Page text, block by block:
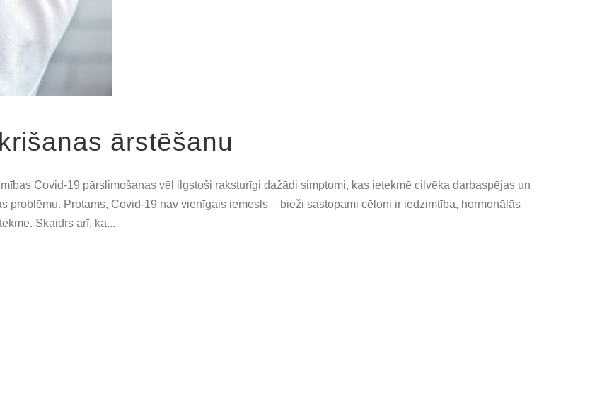
ārstēšanu
Covid-19 pārslimošanas vēl ilgstoši raksturīgi dažādi simptomi, kas ietekmē cilvēka darbaspējas un
problēmu. Protams, Covid-19 nav vienīgais iemesls – bieži sastopami cēloņi ir iedzimtība, hormonālās
Skaidrs arī, ka...